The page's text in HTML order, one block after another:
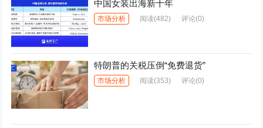
中国女装出海新十年
市场分析 阅读(482) 评论(0)
特朗普的关税压倒“免费退货”
市场分析 阅读(353) 评论(0)